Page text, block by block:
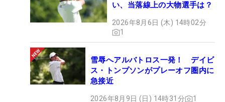
い、当落線上の大物選手は？
2026年8月6日 (木) 14時02分
1
雪辱へアルバトロス一発！ デイビ
ス・トンプソンがプレーオフ圏内に
急接近
2026年8月9日 (日) 14時31分 1